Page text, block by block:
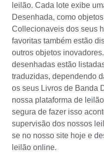
leilão. Cada lote exibe
Desenhada, como
Collecionaveis dos seus
favoritas também estão
outros objetos
desenhadas estão
traduzidas, dependendo
os seus Livros de Banda
nossa plataforma de
segura de fazer isso
supervisão dos nossos
se no nosso site hoje e
leilão online.